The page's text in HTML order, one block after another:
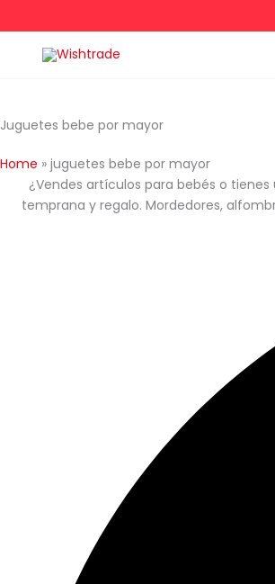
al
contenido
Juguetes bebe por mayor
Home » juguetes bebe por mayor
¿Vendes artículos para bebés o
temprana y regalo. Mordedores,